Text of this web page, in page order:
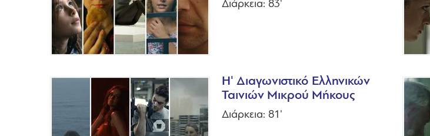
Διάρκεια: 83'
Η' Διαγωνιστικό Ελληνικών
Ταινιών Μικρού Μήκους
Διάρκεια: 81'